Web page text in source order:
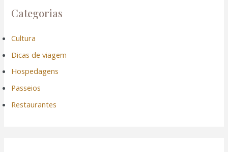
Categorias
Cultura
Dicas de viagem
Hospedagens
Passeios
Restaurantes